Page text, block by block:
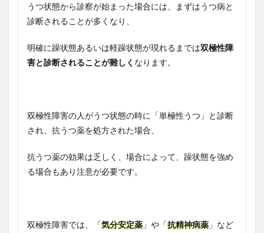
うつ状態から診察が始まった場合には、まずはうつ病と
診断されることが多くなり、
明確に躁状態あるいは軽躁状態が現れるまでは双極性障
害と診断されることが難しく なります。
双極性障害の人がうつ状態の時に「単極性うつ」と診断
され、抗うつ薬を処方された場合、
抗うつ薬の効果は乏しく、場合によって、躁状態を強め
る場合もあり注意が必要です。
双極性障害では、「気分安定薬 」や「抗精神病薬 」など